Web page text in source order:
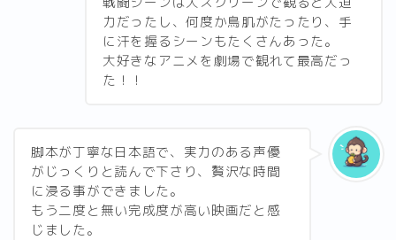
力だったし、何度か鳥肌がたったり、手
に汗を握るシーンもたくさんあった。
大好きなアニメを劇場で観れて最高だっ
た！！
脚本が丁寧な日本語で、実力のある声優
がじっくりと読んで下さり、贅沢な時間
に浸る事ができました。
もう二度と無い完成度が高い映画だと感
じました。